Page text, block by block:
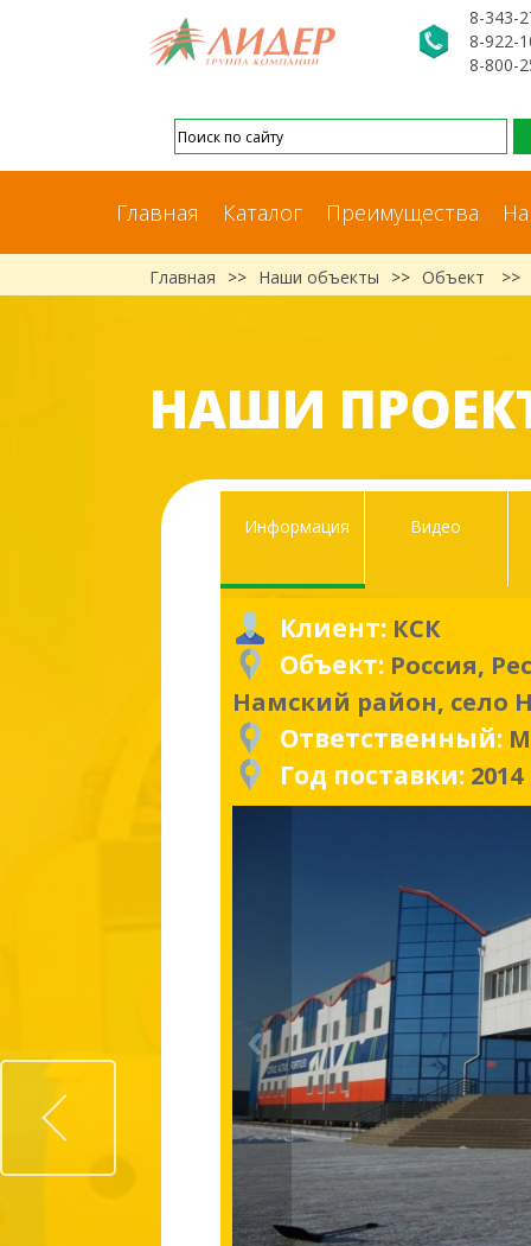
8-343-
8-922-
8-800-
Главная Каталог Преимущества
Главная >> Наши объекты >> Объект >>
НАШИ
Информация Видео
Клиент: КСК
Объект: Россия,
Намский район, село
Ответственный:
Год поставки: 2014